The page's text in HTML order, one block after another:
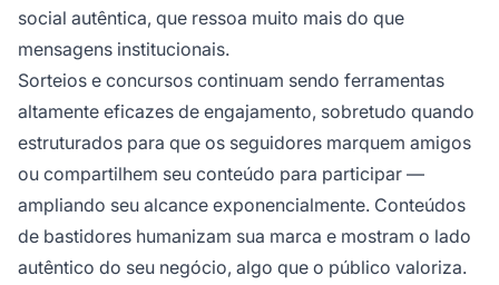
social autêntica, que ressoa muito mais do que
mensagens institucionais.
Sorteios e concursos continuam sendo ferramentas
altamente eficazes de engajamento, sobretudo quando
estruturados para que os seguidores marquem amigos
ou compartilhem seu conteúdo para participar —
ampliando seu alcance exponencialmente. Conteúdos
de bastidores humanizam sua marca e mostram o lado
autêntico do seu negócio, algo que o público valoriza.